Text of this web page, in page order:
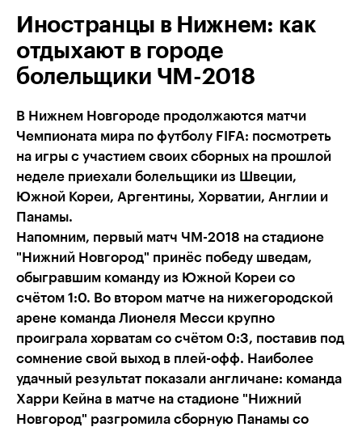
Иностранцы в Нижнем: как
отдыхают в городе
болельщики ЧМ-2018
В Нижнем Новгороде продолжаются матчи
Чемпионата мира по футболу FIFA: посмотреть
на игры с участием своих сборных на прошлой
неделе приехали болельщики из Швеции,
Южной Кореи, Аргентины, Хорватии, Англии и
Панамы.
Напомним, первый матч ЧМ-2018 на стадионе
"Нижний Новгород" принёс победу шведам,
обыгравшим команду из Южной Кореи со
счётом 1:0. Во втором матче на нижегородской
арене команда Лионеля Месси крупно
проиграла хорватам со счётом 0:3, поставив под
сомнение свой выход в плей-офф. Наиболее
удачный результат показали англичане: команда
Харри Кейна в матче на стадионе "Нижний
Новгород" разгромила сборную Панамы со